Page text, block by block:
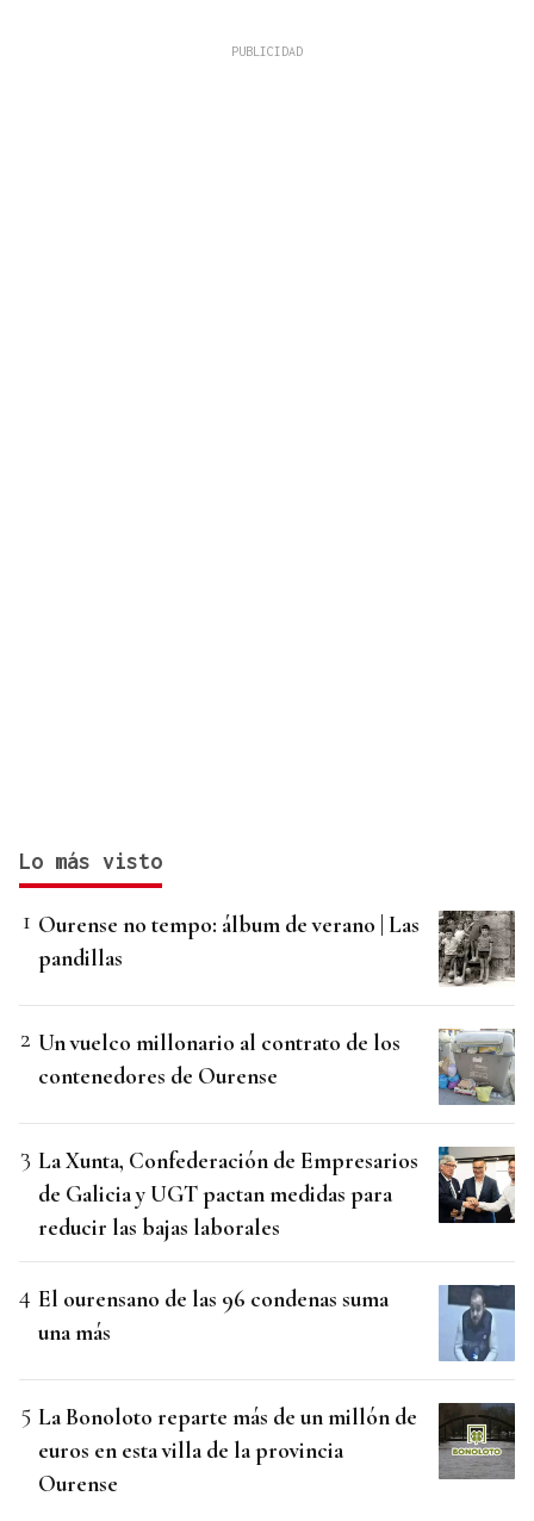
Lo más visto
Ourense no tempo: álbum de verano | Las
pandillas
Un vuelco millonario al contrato de los
contenedores de Ourense
La Xunta, Confederación de Empresarios
de Galicia y UGT pactan medidas para
reducir las bajas laborales
El ourensano de las 96 condenas suma
una más
La Bonoloto reparte más de un millón de
euros en esta villa de la provincia
Ourense